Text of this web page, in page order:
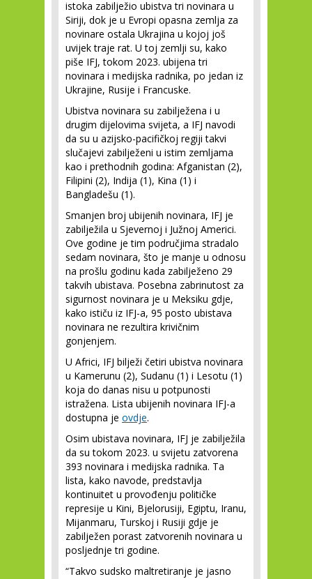
istoka zabilježio ubistva tri novinara u
Siriji, dok je u Evropi opasna zemlja za
novinare ostala Ukrajina u kojoj još
uvijek traje rat. U toj zemlji su, kako
piše IFJ, tokom 2023. ubijena tri
novinara i medijska radnika, po jedan iz
Ukrajine, Rusije i Francuske.
Ubistva novinara su zabilježena i u
drugim dijelovima svijeta, a IFJ navodi
da su u azijsko-pacifičkoj regiji takvi
slučajevi zabilježeni u istim zemljama
kao i prethodnih godina: Afganistan (2),
Filipini (2), Indija (1), Kina (1) i
Bangladešu (1).
Smanjen broj ubijenih novinara, IFJ je
zabilježila u Sjevernoj i Južnoj Americi.
Ove godine je tim područjima stradalo
sedam novinara, što je manje u odnosu
na prošlu godinu kada zabilježeno 29
takvih ubistava. Posebna zabrinutost za
sigurnost novinara je u Meksiku gdje,
kako ističu iz IFJ-a, 95 posto ubistava
novinara ne rezultira krivičnim
gonjenjem.
U Africi, IFJ bilježi četiri ubistva novinara
u Kamerunu (2), Sudanu (1) i Lesotu (1)
koja do danas nisu u potpunosti
istražena. Lista ubijenih novinara IFJ-a
dostupna je ovdje.
Osim ubistava novinara, IFJ je zabilježila
da su tokom 2023. u svijetu zatvorena
393 novinara i medijska radnika. Ta
lista, kako navode, predstavlja
kontinuitet u provođenju političke
represije u Kini, Bjelorusiji, Egiptu, Iranu,
Mijanmaru, Turskoj i Rusiji gdje je
zabilježen porast zatvorenih novinara u
posljednje tri godine.
“Takvo sudsko maltretiranje je jasno